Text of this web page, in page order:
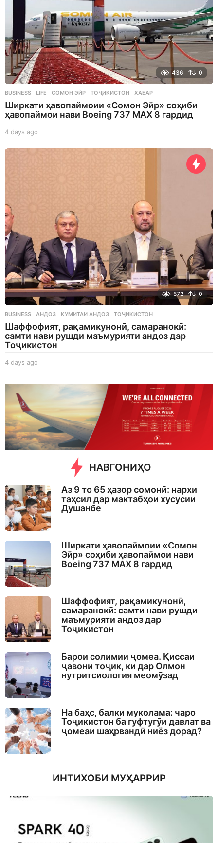
436 0
BUSINESS ,LIFE СОМОН ЭЙР ,ТОҶИКИСТОН ,ХАБАР
Ширкати ҳавопаймоии «Сомон Эйр» соҳиби
ҳавопаймои нави Boeing 737 MAX 8 гардид
4 days ago
a
572 0
BUSINESS АНДОЗ ,КУМИТАИ АНДОЗ ,ТОҶИКИСТОН
Шаффофият, рақамикунонӣ, самаранокӣ:
самти нави рушди маъмурияти андоз дар
Тоҷикистон
4 days ago
g
o
НАВГОНИҲО
Аз 9 то 65 ҳазор сомонӣ: нархи
таҳсил дар мактабҳои хусусии
Душанбе
Ширкати ҳавопаймоии «Сомон
Эйр» соҳиби ҳавопаймои нави
Boeing 737 MAX 8 гардид
Шаффофият, рақамикунонӣ,
самаранокӣ: самти нави рушди
маъмурияти андоз дар
Тоҷикистон
Барои солимии ҷомеа. Қиссаи
ҷавони тоҷик, ки дар Олмон
нутритсиология меомӯзад
На баҳс, балки муколама: чаро
Тоҷикистон ба гуфтугӯи давлат ва
ҷомеаи шаҳрвандӣ ниёз дорад?
ИНТИХОБИ МУҲАРРИР